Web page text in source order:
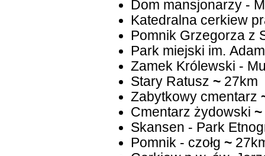
Dom mansjonarzy -
Katedralna cerkiew
Pomnik Grzegorza z
Park miejski im.
Zamek Królewski -
Stary Ratusz ~27km
Zabytkowy cmentarz
Cmentarz żydowski ~
Skansen - Park
Pomnik - czołg ~